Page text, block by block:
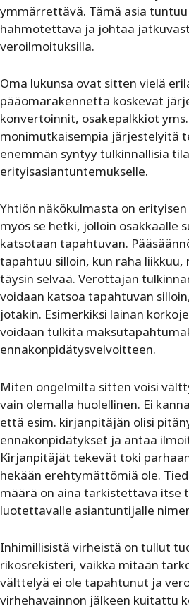
ymmärrettävä. Tämä asia
hahmotettava ja johtaa
veroilmoituksilla.
Oma lukunsa ovat sitten vielä
pääomarakennetta koskevat
konvertoinnit, osakepalkkiot
monimutkaisempia järjestelyitä
enemmän syntyy tulkinnallisia
erityisasiantuntemukselle.
Yhtiön näkökulmasta on
myös se hetki, jolloin osakkaalle
katsotaan tapahtuvan.
tapahtuu silloin, kun raha
täysin selvää. Verottajan
voidaan katsoa tapahtuvan
jotakin. Esimerkiksi lainan
voidaan tulkita
ennakonpidätysvelvoitteen.
Miten ongelmilta sitten voisi
vain olemalla huolellinen. Ei
että esim. kirjanpitäjän olisi
ennakonpidätykset ja antaa
Kirjanpitäjät tekevät toki
hekään erehtymättömiä ole.
määrä on aina tarkistettava itse
luotettavalle asiantuntijalle
Inhimillisistä virheistä on tullut
rikosrekisteri, vaikka mitään
välttelyä ei ole tapahtunut ja
virhehavainnon jälkeen kuitattu